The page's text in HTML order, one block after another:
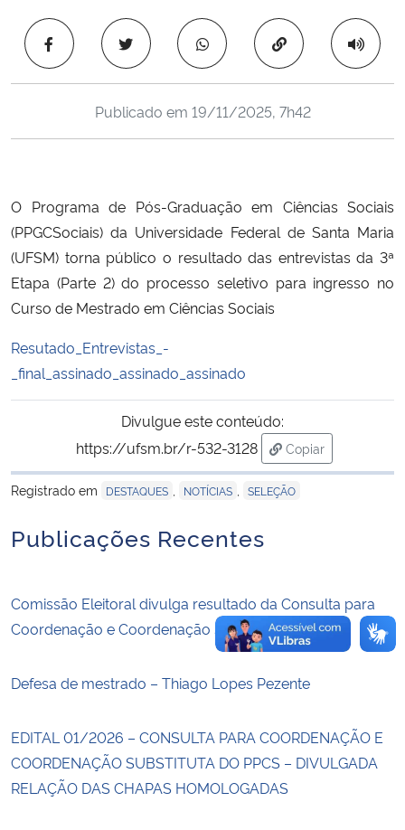
Ministério de Minas e Energia
Ministério da Ciência, Tecnologia, Inovações e Comunicações
Ministério do Desenvolvimento Regional
Controladoria-Geral da União
Secretaria-Geral
Planalto
Copiar para área
Publicado em 19/11/2025, 7h42
O Programa de Pós-Graduação em Ciências Sociais
(PPGCSociais) da Universidade Federal de Santa Maria
(UFSM) torna público o resultado das entrevistas da 3ª
Etapa (Parte 2) do processo seletivo para ingresso no
Curso de Mestrado em Ciências Sociais
Resutado_Entrevistas_-
_final_assinado_assinado_assinado
Divulgue este conteúdo:
https://ufsm.br/r-532-3128
Copiar
para área de
Registrado em
DESTAQUES NOTÍCIAS SELEÇÃO
Publicações Recentes
Comissão Eleitoral divulga resultado da Consulta para
Coordenação e Coordenação Substituta
Defesa de mestrado – Thiago Lopes Pezente
EDITAL 01/2026 – CONSULTA PARA COORDENAÇÃO E
COORDENAÇÃO SUBSTITUTA DO PPCS – DIVULGADA
RELAÇÃO DAS CHAPAS HOMOLOGADAS